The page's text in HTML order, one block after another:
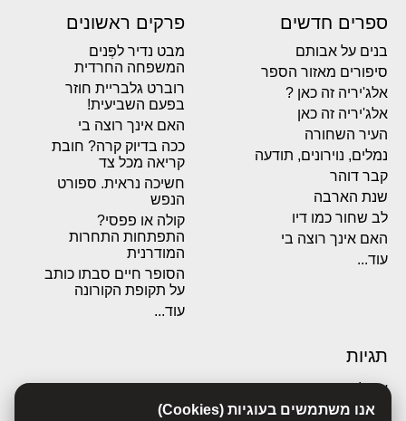
אנו משתמשים בעוגיות (Cookies)
ספרים חדשים
בנים על אבותם
סיפורים מאזור הספר
אלג'יריה זה כאן ?
אלג'יריה זה כאן
העיר השחורה
נמלים, נוירונים, תודעה
קבר דוהר
שנת הארבה
לב שחור כמו דיו
האם אינך רוצה בי
עוד...
פרקים ראשונים
מבט נדיר לפְּנים
המשפחה החרדית
רוברט גלבריית חוזר
בפעם השביעית!
האם אינך רוצה בי
ככה בדיוק קרה? חובת
קריאה מכל צד
חשיכה נראית. ספורט
הנפש
קולה או פפסי?
התפתחות התחרות
המודרנית
הסופר חיים סבתו כותב
על תקופת הקורונה
עוד...
תגיות
אבולוציה
אכסדרה